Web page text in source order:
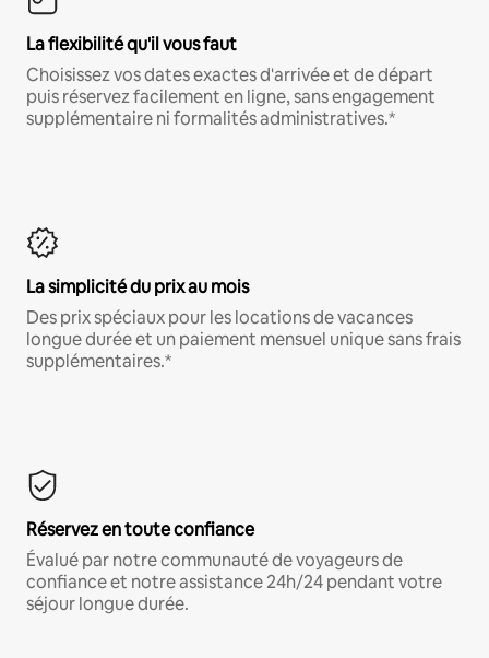
La flexibilité qu'il vous faut
Choisissez vos dates exactes d'arrivée et de départ
puis réservez facilement en ligne, sans engagement
supplémentaire ni formalités administratives.*
La simplicité du prix au mois
Des prix spéciaux pour les locations de vacances
longue durée et un paiement mensuel unique sans frais
supplémentaires.*
Réservez en toute confiance
Évalué par notre communauté de voyageurs de
confiance et notre assistance 24h/24 pendant votre
séjour longue durée.